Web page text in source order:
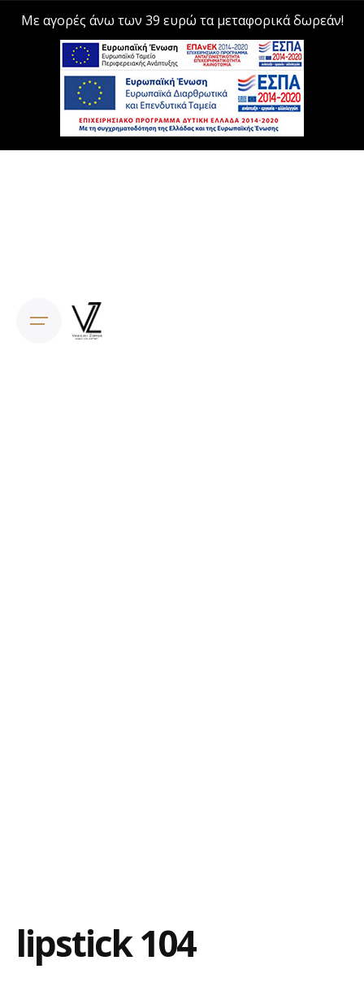
Με αγορές άνω των 39 ευρώ τα μεταφορικά δωρεάν!
lipstick 104